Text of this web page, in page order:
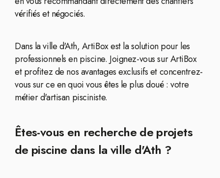
vérifiés et négociés.
Dans la ville d'Ath, ArtiBox est la solution pour les
professionnels en piscine. Joignez-vous sur ArtiBox
et profitez de nos avantages exclusifs et concentrez-
vous sur ce en quoi vous êtes le plus doué : votre
métier d'artisan pisciniste.
Êtes-vous en recherche de projets
de piscine dans la ville d'Ath ?